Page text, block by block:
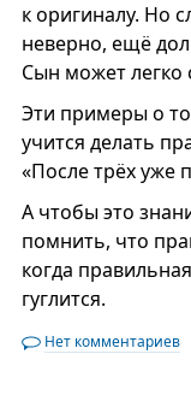
к оригиналу. Но
неверно, ещё
Сын может легко
Эти примеры о
учится делать
«После трёх уже
А чтобы это
помнить, что
когда
гуглится.
Нет комментариев